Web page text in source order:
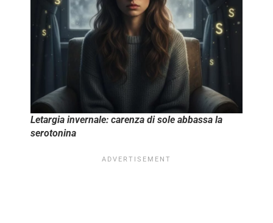
Letargia invernale: carenza di sole abbassa la
serotonina